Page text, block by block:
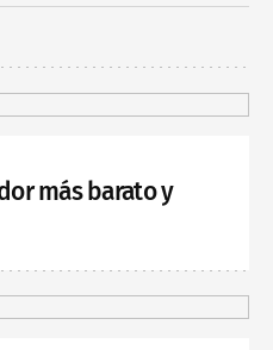
más barato y